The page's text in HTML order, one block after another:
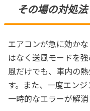
その場の対処法
エアコンが急に効か
はなく送風モードを
風だけでも、車内の
す。また、一度エン
一時的なエラーが解消